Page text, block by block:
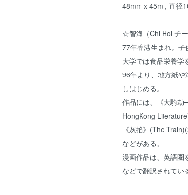
48mm x 45m., 直径
☆智海（Chi Hoi チー
77年香港生まれ。子
大学では食品栄養学
96年より、地方紙や
しはじめる。
作品には、《大騎
HongKong
《灰掐》(The
などがある。
漫画作品は、英語圏
などで翻訳されてい